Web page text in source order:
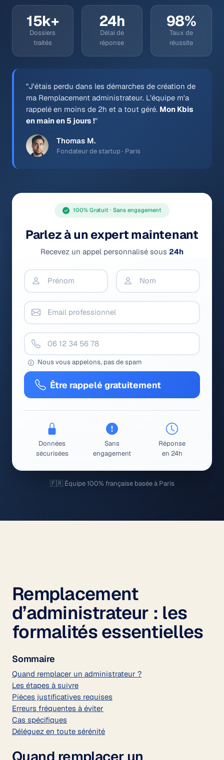
15k+
Dossiers
traités
24h
Délai de
réponse
98%
Taux de
réussite
"J'étais perdu dans les démarches de création de
ma Remplacement administrateur. L'équipe m'a
rappelé en moins de 2h et a tout géré. Mon Kbis
en main en 5 jours !"
Thomas M.
Fondateur de startup · Paris
100% Gratuit · Sans engagement
Parlez à un expert maintenant
Recevez un appel personnalisé sous 24h
Nous vous appelons, pas de spam
Être rappelé gratuitement
Données
sécurisées
Sans
engagement
Réponse
en 24h
🇫🇷 Équipe 100% française basée à Paris
Remplacement
d’administrateur : les
formalités essentielles
Sommaire
Quand remplacer un administrateur ?
Les étapes à suivre
Pièces justificatives requises
Erreurs fréquentes à éviter
Cas spécifiques
Déléguez en toute sérénité